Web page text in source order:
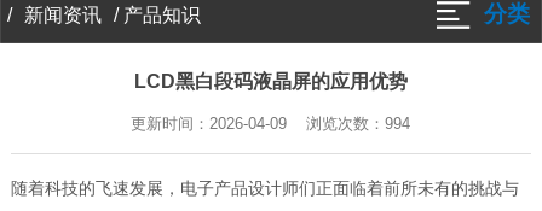
/ 新闻资讯 / 产品知识 分类
LCD黑白段码液晶屏的应用优势
更新时间：2026-04-09 浏览次数：994
随着科技的飞速发展，电子产品设计师们正面临着前所未有的挑战与